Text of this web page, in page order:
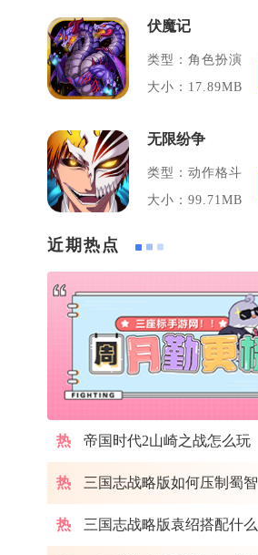
伏魔记
类型：角色扮演
大小：17.89MB
无限纷争
类型：动作格斗
大小：99.71MB
近期热点
帝国时代2山崎之战怎么玩
三国志战略版如何压制蜀智
三国志战略版袁绍搭配什么